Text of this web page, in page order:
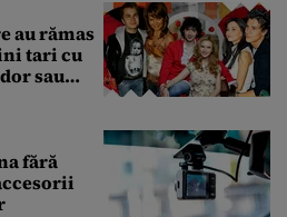
au rămas
tari cu
sau
fără